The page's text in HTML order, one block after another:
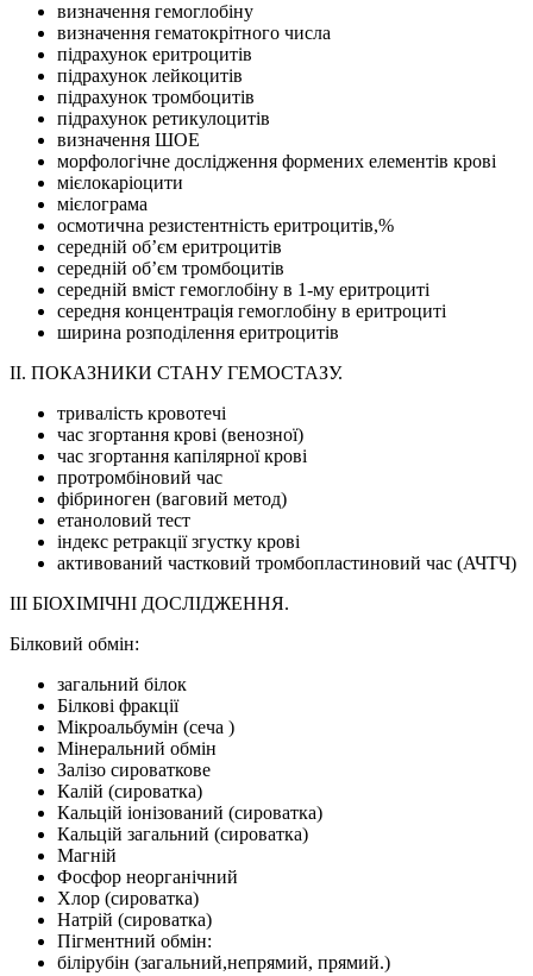
визначення гемоглобіну
визначення гематокрітного числа
підрахунок еритроцитів
підрахунок лейкоцитів
підрахунок тромбоцитів
підрахунок ретикулоцитів
визначення ШОЕ
морфологічне дослідження формених елементів крові
мієлокаріоцити
мієлограма
осмотична резистентність еритроцитів,%
середній об’єм еритроцитів
середній об’єм тромбоцитів
середній вміст гемоглобіну в 1-му еритроциті
середня концентрація гемоглобіну в еритроциті
ширина розподілення еритроцитів
II. ПОКАЗНИКИ СТАНУ ГЕМОСТАЗУ.
тривалість кровотечі
час згортання крові (венозної)
час згортання капілярної крові
протромбіновий час
фібриноген (ваговий метод)
етаноловий тест
індекс ретракції згустку крові
активований частковий тромбопластиновий час (АЧТЧ)
ІІІ БІОХІМІЧНІ ДОСЛІДЖЕННЯ.
Білковий обмін:
загальний білок
Білкові фракції
Мікроальбумін (сеча )
Мінеральний обмін
Залізо сироваткове
Калій (сироватка)
Кальцій іонізований (сироватка)
Кальцій загальний (сироватка)
Магній
Фосфор неорганічний
Хлор (сироватка)
Натрій (сироватка)
Пігментний обмін:
білірубін (загальний,непрямий, прямий.)